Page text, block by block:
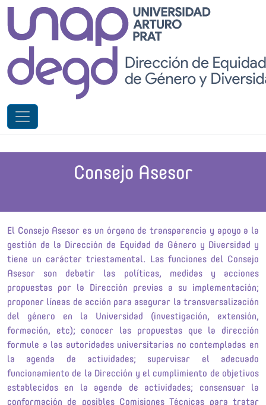
Consejo Asesor
El Consejo Asesor es un órgano de transparencia y apoyo a la
gestión de la Dirección de Equidad de Género y Diversidad y
tiene un carácter triestamental. Las funciones del Consejo
Asesor son debatir las políticas, medidas y acciones
propuestas por la Dirección previas a su implementación;
proponer líneas de acción para asegurar la transversalización
del género en la Universidad (investigación, extensión,
formación, etc); conocer las propuestas que la dirección
formule a las autoridades universitarias no contempladas en
la agenda de actividades; supervisar el adecuado
funcionamiento de la Dirección y el cumplimiento de objetivos
establecidos en la agenda de actividades; consensuar la
conformación de posibles Comisiones Técnicas para tratar